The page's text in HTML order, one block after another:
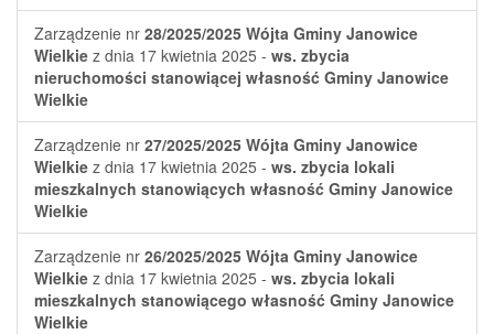
Zarządzenie nr 28/2025/2025 Wójta Gminy Janowice
Wielkie z dnia 17 kwietnia 2025 - ws. zbycia
nieruchomości stanowiącej własność Gminy Janowice
Wielkie
Zarządzenie nr 27/2025/2025 Wójta Gminy Janowice
Wielkie z dnia 17 kwietnia 2025 - ws. zbycia lokali
mieszkalnych stanowiących własność Gminy Janowice
Wielkie
Zarządzenie nr 26/2025/2025 Wójta Gminy Janowice
Wielkie z dnia 17 kwietnia 2025 - ws. zbycia lokali
mieszkalnych stanowiącego własność Gminy Janowice
Wielkie